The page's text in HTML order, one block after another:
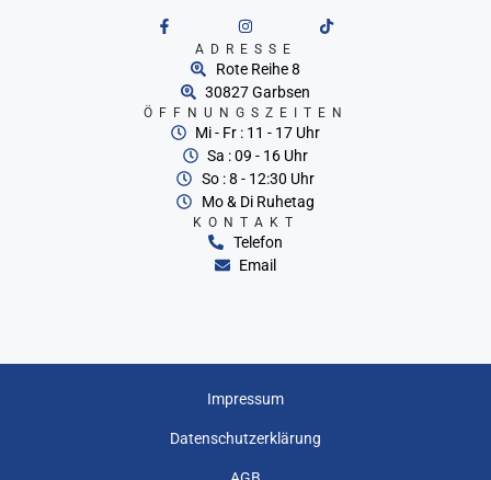
ADRESSE
Rote Reihe 8
30827 Garbsen
ÖFFNUNGSZEITEN
Mi - Fr : 11 - 17 Uhr
Sa : 09 - 16 Uhr
So : 8 - 12:30 Uhr
Mo & Di Ruhetag
KONTAKT
Telefon
Email
Impressum
Datenschutzerklärung